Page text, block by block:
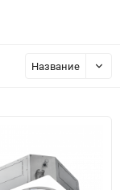
Название